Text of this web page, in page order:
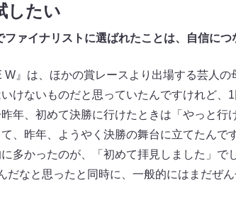
したい
ァイナリストに選ばれたことは、自信につ
』は、ほかの賞レースより出場する芸人の
けないものだと思っていたんですけれど、
年、初めて決勝に行けたときは「やっと
、昨年、ようやく決勝の舞台に立てたんで
多かったのが、「初めて拝見しました」で
だなと思ったと同時に、一般的にはまだぜ